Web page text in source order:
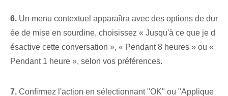
6. Un menu contextuel apparaîtra avec des options de dur
ée de mise en sourdine, choisissez « Jusqu'à ce que je d
ésactive cette conversation », « Pendant 8 heures » ou «
Pendant 1 heure », selon vos préférences.
7. Confirmez l'action en sélectionnant "OK" ou "Applique